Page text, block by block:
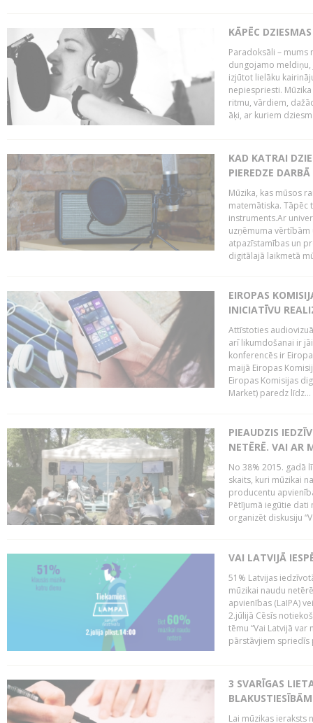
KĀPĒC
Paradoksāli – mums
dungojamo
izjūtot lielāku
nepiespriesti.
ritmu, vārdiem,
āķi, ar kuriem
KAD KATRAI
PIEREDZE
Mūzika, kas mūsos
matemātiska. Tāpēc
instruments.Ar
uzņēmuma
atpazīstamības un
digitālajā laikmetā
EIROPAS
INICIATĪVU
Attīstoties
arī likumdošanai ir
konferencēs ir
maijā Eiropas
Eiropas Komisijas
Market) paredz līdz...
PIEAUDZIS
NETĒRĒ. VAI AR
No 38% 2015. gadā
skaits, kuri mūzikai
producentu
Pētījumā iegūtie dati
organizēt diskusiju
VAI LATVIJĀ
51% Latvijas
mūzikai naudu
apvienības (LaIPA)
2.jūlijā Cēsīs
tēmu “Vai Latvijā
pārstāvjiem spriedīs
3 SVARĪGAS
BLAKUSTIESĪBĀM
Lai mūzikas ieraksts